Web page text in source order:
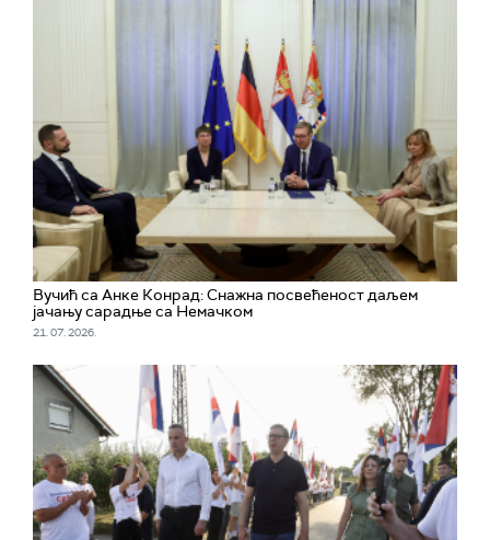
Вучић са Анке Конрад: Снажна посвећеност даљем
јачању сарадње са Немачком
21. 07. 2026.